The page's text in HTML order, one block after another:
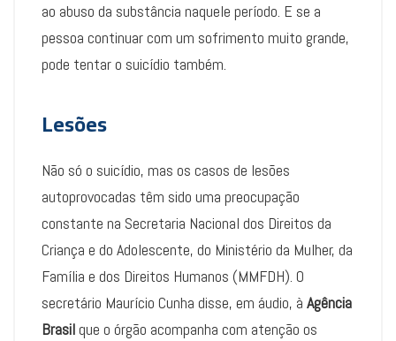
ao abuso da substância naquele período. E se a
pessoa continuar com um sofrimento muito grande,
pode tentar o suicídio também.
Lesões
Não só o suicídio, mas os casos de lesões
autoprovocadas têm sido uma preocupação
constante na Secretaria Nacional dos Direitos da
Criança e do Adolescente, do Ministério da Mulher, da
Família e dos Direitos Humanos (MMFDH). O
secretário Maurício Cunha disse, em áudio, à Agência
Brasilque o órgão acompanha com atenção os